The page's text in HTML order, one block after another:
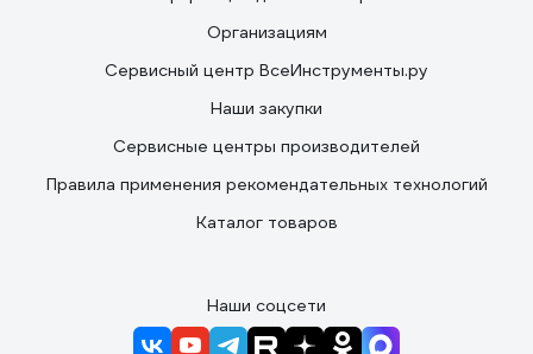
Организациям
Сервисный центр ВсеИнструменты.ру
Наши закупки
Сервисные центры производителей
Правила применения рекомендательных технологий
Каталог товаров
Наши соцсети